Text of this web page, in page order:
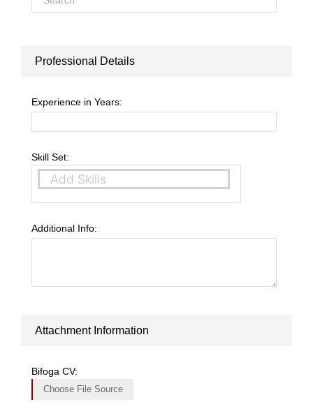
Professional Details
Experience in Years:
Skill Set:
Additional Info:
Attachment Information
Bifoga CV:
Choose File Source